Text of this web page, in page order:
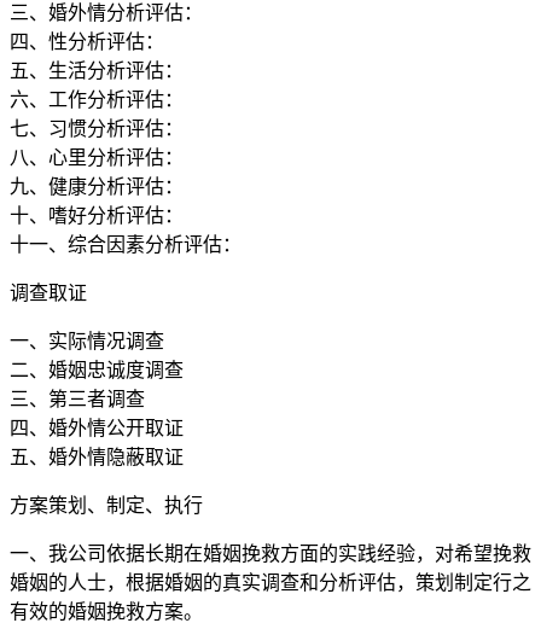
三、婚外情分析评估：
四、性分析评估：
五、生活分析评估：
六、工作分析评估：
七、习惯分析评估：
八、心里分析评估：
九、健康分析评估：
十、嗜好分析评估：
十一、综合因素分析评估：
调查取证
一、实际情况调查
二、婚姻忠诚度调查
三、第三者调查
四、婚外情公开取证
五、婚外情隐蔽取证
方案策划、制定、执行
一、我公司依据长期在婚姻挽救方面的实践经验，对希望挽救
婚姻的人士，根据婚姻的真实调查和分析评估，策划制定行之
有效的婚姻挽救方案。